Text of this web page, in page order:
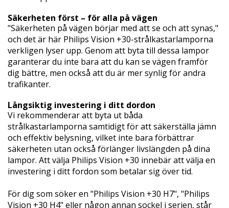
Säkerheten först – för alla på vägen
"Säkerheten på vägen börjar med att se och att synas,"
och det är här Philips Vision +30-strålkastarlamporna
verkligen lyser upp. Genom att byta till dessa lampor
garanterar du inte bara att du kan se vägen framför
dig bättre, men också att du är mer synlig för andra
trafikanter.
Långsiktig investering i ditt dordon
Vi rekommenderar att byta ut båda
strålkastarlamporna samtidigt för att säkerställa jämn
och effektiv belysning, vilket inte bara förbättrar
säkerheten utan också förlänger livslängden på dina
lampor. Att välja Philips Vision +30 innebär att välja en
investering i ditt fordon som betalar sig över tid.
För dig som söker en "Philips Vision +30 H7", "Philips
Vision +30 H4" eller någon annan sockel i serien, står